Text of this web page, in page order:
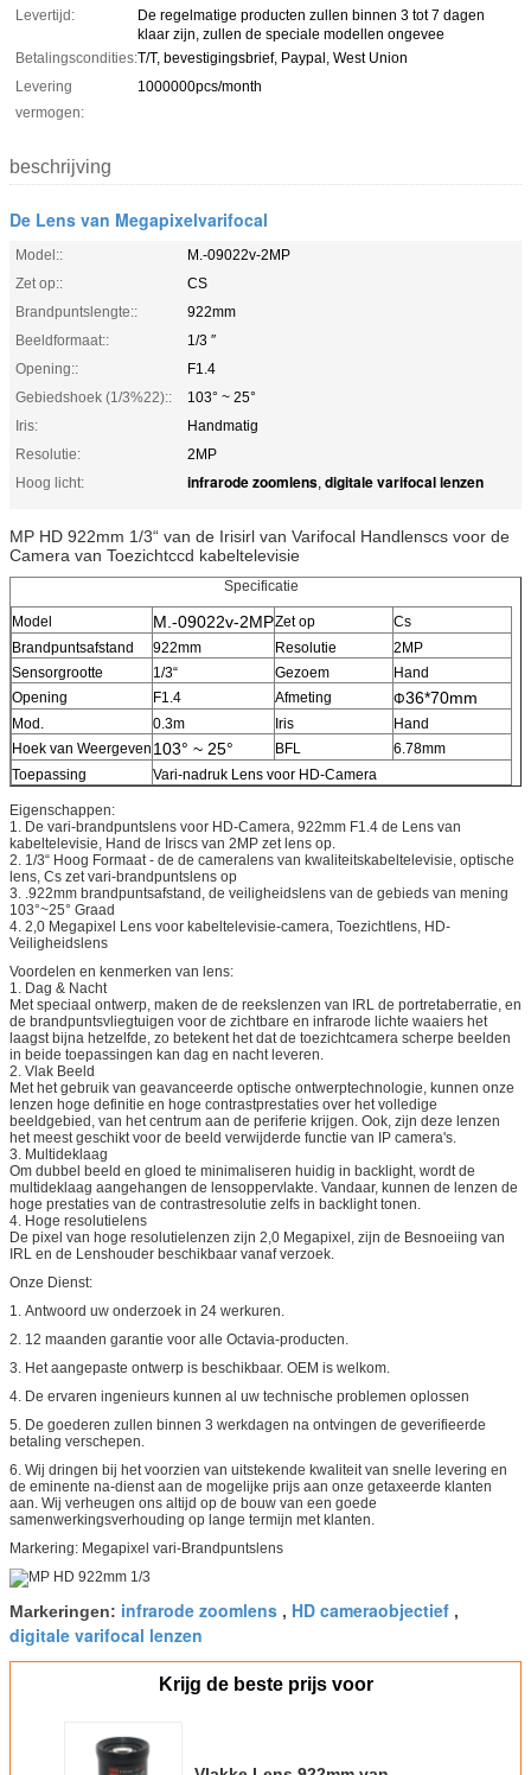
Levertijd:
De regelmatige producten zullen binnen 3 tot 7 dagen
klaar zijn, zullen de speciale modellen ongevee
Betalingscondities:T/T, bevestigingsbrief, Paypal, West Union
Levering
vermogen:
1000000pcs/month
beschrijving
De Lens van Megapixelvarifocal
Model::
M.-09022v-2MP
Zet op::
CS
Brandpuntslengte::
922mm
Beeldformaat::
1/3 ″
Opening::
F1.4
Gebiedshoek (1/3%22)::
103° ~ 25°
Iris:
Handmatig
Resolutie:
2MP
Hoog licht:
infrarode zoomlens, digitale varifocal lenzen
MP HD 922mm 1/3“ van de Irisirl van Varifocal Handlenscs voor de
Camera van Toezichtccd kabeltelevisie
Specificatie
Model M.-09022v-2MPZet op
Cs
Brandpuntsafstand
922mm Resolutie
2MP
Sensorgrootte
1/3“ Gezoem
Hand
Opening
F1.4 Afmeting Φ36*70mm
Mod. 0.3m Iris
Hand
Hoek van Weergeven 103° ~ 25° BFL
6.78mm
Toepassing
Vari-nadruk Lens voor HD-Camera
Eigenschappen:
1. De vari-brandpuntslens voor HD-Camera, 922mm F1.4 de Lens van
kabeltelevisie, Hand de Iriscs van 2MP zet lens op.
2. 1/3“ Hoog Formaat - de de cameralens van kwaliteitskabeltelevisie, optische
lens, Cs zet vari-brandpuntslens op
3. .922mm brandpuntsafstand, de veiligheidslens van de gebieds van mening
103°~25° Graad
4. 2,0 Megapixel Lens voor kabeltelevisie-camera, Toezichtlens, HD-
Veiligheidslens
Voordelen en kenmerken van lens:
1. Dag & Nacht
Met speciaal ontwerp, maken de de reekslenzen van IRL de portretaberratie, en
de brandpuntsvliegtuigen voor de zichtbare en infrarode lichte waaiers het
laagst bijna hetzelfde, zo betekent het dat de toezichtcamera scherpe beelden
in beide toepassingen kan dag en nacht leveren.
2. Vlak Beeld
Met het gebruik van geavanceerde optische ontwerptechnologie, kunnen onze
lenzen hoge definitie en hoge contrastprestaties over het volledige
beeldgebied, van het centrum aan de periferie krijgen. Ook, zijn deze lenzen
het meest geschikt voor de beeld verwijderde functie van IP camera's.
3. Multideklaag
Om dubbel beeld en gloed te minimaliseren huidig in backlight, wordt de
multideklaag aangehangen de lensoppervlakte. Vandaar, kunnen de lenzen de
hoge prestaties van de contrastresolutie zelfs in backlight tonen.
4. Hoge resolutielens
De pixel van hoge resolutielenzen zijn 2,0 Megapixel, zijn de Besnoeiing van
IRL en de Lenshouder beschikbaar vanaf verzoek.
Onze Dienst:
1. Antwoord uw onderzoek in 24 werkuren.
2. 12 maanden garantie voor alle Octavia-producten.
3. Het aangepaste ontwerp is beschikbaar. OEM is welkom.
4. De ervaren ingenieurs kunnen al uw technische problemen oplossen
5. De goederen zullen binnen 3 werkdagen na ontvingen de geverifieerde
betaling verschepen.
6. Wij dringen bij het voorzien van uitstekende kwaliteit van snelle levering en
de eminente na-dienst aan de mogelijke prijs aan onze getaxeerde klanten
aan. Wij verheugen ons altijd op de bouw van een goede
samenwerkingsverhouding op lange termijn met klanten.
Markering: Megapixel vari-Brandpuntslens
Markeringen: infrarode zoomlens , HD cameraobjectief ,
digitale varifocal lenzen
Krijg de beste prijs voor